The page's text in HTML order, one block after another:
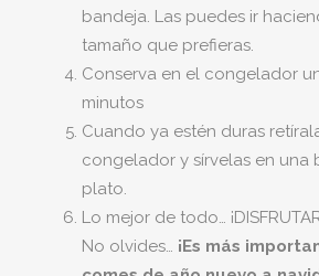
bandeja. Las puedes ir
tamaño que prefieras.
Conserva en el congelador
minutos
Cuando ya estén duras
congelador y sírvelas en una
plato.
Lo mejor de todo…
No olvides… ¡Es más